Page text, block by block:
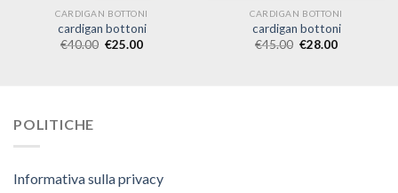
CARDIGAN BOTTONI
cardigan bottoni
€40.00 €25.00
CARDIGAN BOTTONI
cardigan bottoni
€45.00 €28.00
POLITICHE
Informativa sulla privacy